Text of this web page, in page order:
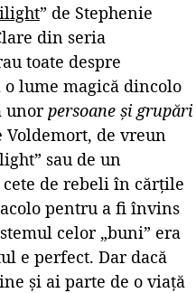
” de Stephenie
din seria
toate despre
o lume magică dincolo
unor persoane și grupări
Voldemort, de vreun
sau de un
de rebeli în cărțile
pentru a fi învins
celor „buni” era
e perfect. Dar dacă
și ai parte de o viață